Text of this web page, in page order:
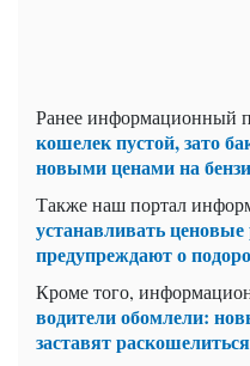
Ранее информационный
кошелек пустой, зато
новыми ценами на
Также наш портал
устанавливать
предупреждают о
Кроме того,
водители обомлели:
заставят